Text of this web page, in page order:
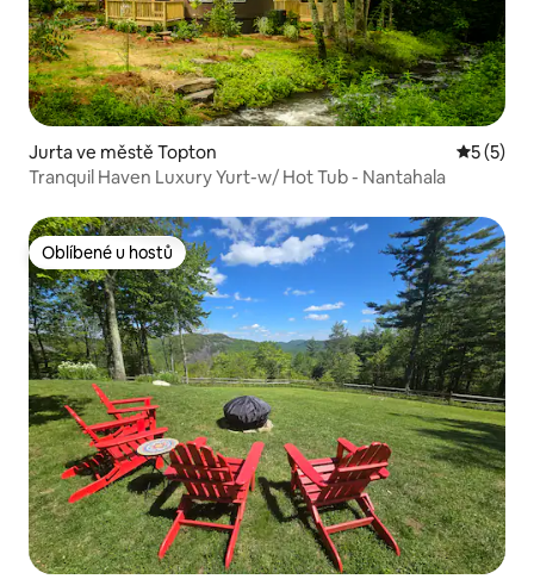
Jurta ve městě Topton
5 (5)
Tranquil Haven Luxury Yurt-w/ Hot Tub - Nantahala
Oblíbené u hostů
Oblíbené u hostů